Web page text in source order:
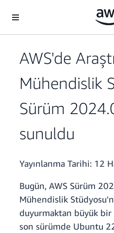
AWS'de
Mühendislik
Sürüm
sunuldu
Yayınlanma Tarihi: 12
Bugün, AWS Sürüm
Mühendislik
duyurmaktan büyük bir
son sürümde Ubuntu